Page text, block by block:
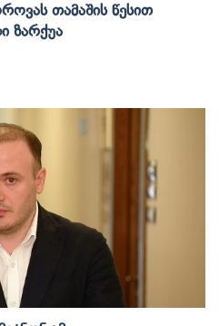
Თამაშის Წესით
Ზარქუა